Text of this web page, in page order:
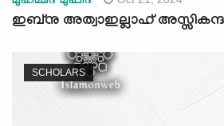
ഇബ്നു അത്വാഇല്ലാഹ്
SCHOLARS